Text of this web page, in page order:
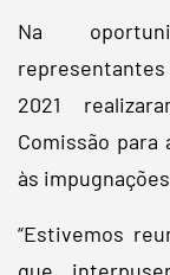
Na
2021
Comissão para
às
“Estivemos